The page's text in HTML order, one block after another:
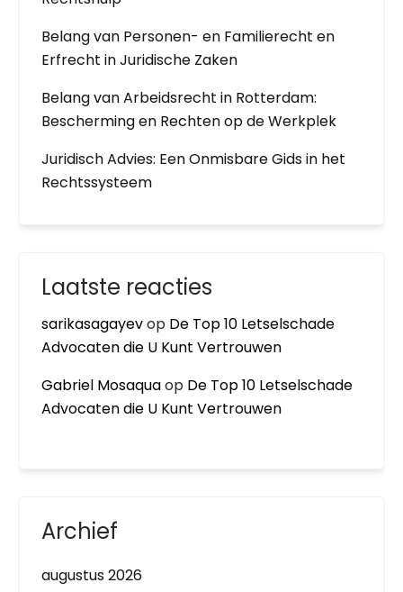
Belang van Personen- en Familierecht en
Erfrecht in Juridische Zaken
Belang van Arbeidsrecht in Rotterdam:
Bescherming en Rechten op de Werkplek
Juridisch Advies: Een Onmisbare Gids in het
Rechtssysteem
Laatste reacties
sarikasagayevop De Top 10 Letselschade
Advocaten die U Kunt Vertrouwen
Gabriel Mosaquaop De Top 10 Letselschade
Advocaten die U Kunt Vertrouwen
Archief
augustus 2026